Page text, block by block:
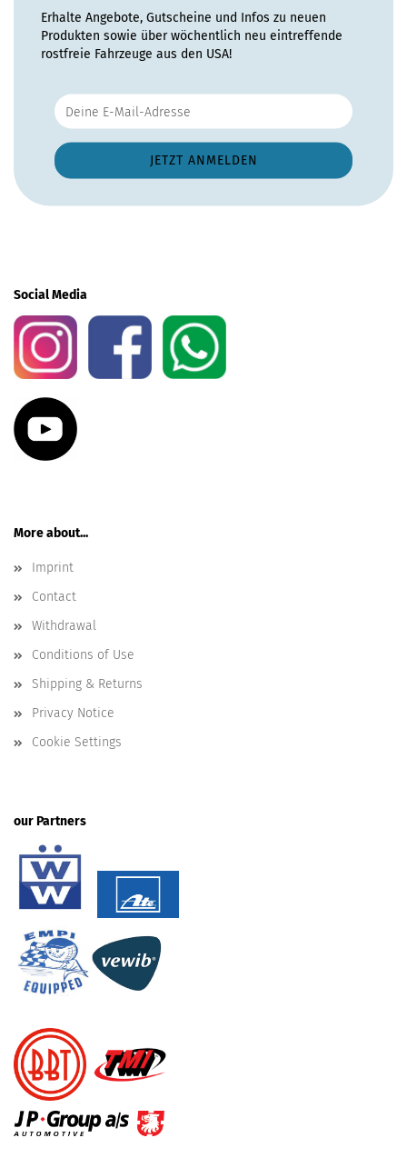
Erhalte Angebote, Gutscheine und Infos zu neuen
Produkten sowie über wöchentlich neu eintreffende
rostfreie Fahrzeuge aus den USA!
Social Media
More about...
Imprint
Contact
Withdrawal
Conditions of Use
Shipping & Returns
Privacy Notice
Cookie Settings
our Partners